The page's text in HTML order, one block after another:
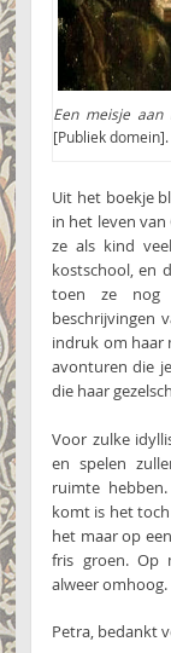
Een meisje aan
[Publiek domein].
Uit het boekje
in het leven van
ze als kind
kostschool, en
toen ze nog
beschrijvingen
indruk om haar
avonturen die
die haar
Voor zulke
en spelen
ruimte
komt is het
het maar op
fris groen. Op
alweer
Petra, bedankt